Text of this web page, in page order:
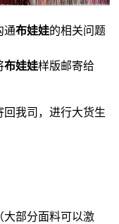
通布娃娃的相关问题
布娃娃样版邮寄给
我司，进行大货生
大部分面料可以激